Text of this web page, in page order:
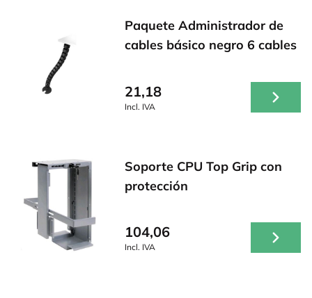
Paquete Administrador de
cables básico negro 6 cables
21,18
Incl. IVA
Soporte CPU Top Grip con
protección
104,06
Incl. IVA